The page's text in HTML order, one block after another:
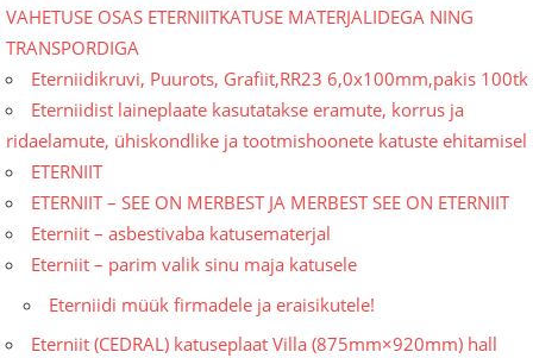
VAHETUSE OSAS ETERNIITKATUSE MATERJALIDEGA NING
TRANSPORDIGA
Eterniidikruvi, Puurots, Grafiit,RR23 6,0x100mm,pakis 100tk
Eterniidist laineplaate kasutatakse eramute, korrus ja
ridaelamute, ühiskondlike ja tootmishoo­nete katuste ehitamisel
ETERNIIT
ETERNIIT – SEE ON MERBEST JA MERBEST SEE ON ETERNIIT
Eterniit – asbestivaba katusematerjal
Eterniit – parim valik sinu maja katusele
Eterniidi müük firmadele ja eraisikutele!
Eterniit (CEDRAL) katuseplaat Villa (875mm×920mm) hall